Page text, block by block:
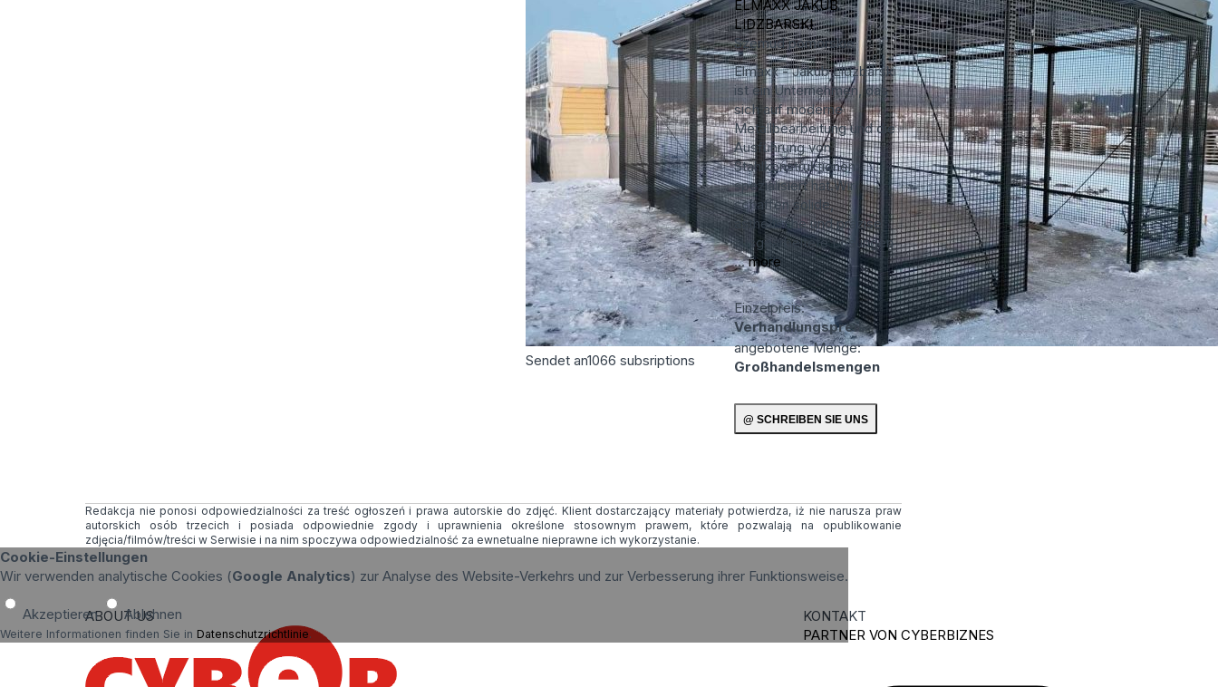
Sendet an1066 subsriptions
ELMAXX JAKUB
LIDZBARSKI
Szemudpomorskie
Elmaxx - Jakub Lidzbarski
ist ein Unternehmen, das
sich auf moderne
Metallbearbeitung und die
Ausführung von
Stahlkonstruktionen
spezialisiert hat.Wir
schaffen solide,
ästhetische und präzise
ausgearbeitete Lösungen
...more
Einzelpreis:
Verhandlungspreis
angebotene Menge:
Großhandelsmengen
Redakcja nie ponosi odpowiedzialności za treść ogłoszeń i prawa autorskie do zdjęć. Klient dostarczający materiały potwierdza, iż nie narusza praw
autorskich osób trzecich i posiada odpowiednie zgody i uprawnienia określone stosownym prawem, które pozwalają na opublikowanie
zdjęcia/filmów/treści w Serwisie i na nim spoczywa odpowiedzialność za ewnetualne nieprawne ich wykorzystanie.
Cookie-Einstellungen
Wir verwenden analytische Cookies (Google Analytics) zur Analyse des Website-Verkehrs und zur Verbesserung ihrer Funktionsweise.
Akzeptieren Ablehnen
Weitere Informationen finden Sie in Datenschutzrichtlinie.
ABOUT US
KONTAKT
PARTNER VON CYBERBIZNES